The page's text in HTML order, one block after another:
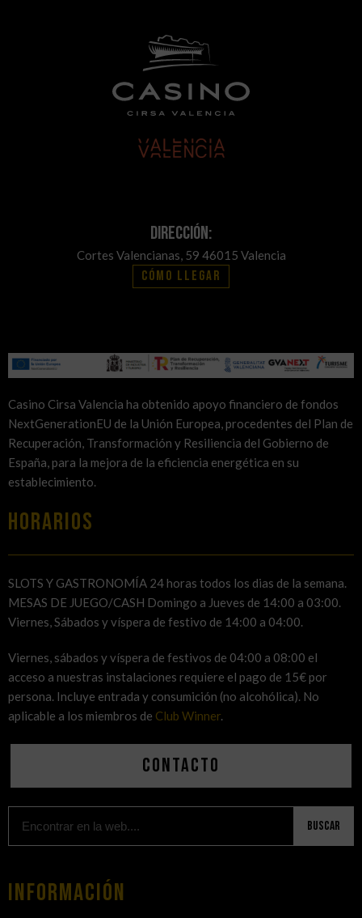
Dirección:
Cortes Valencianas, 59 46015 Valencia
Cómo llegar
Casino Cirsa Valencia ha obtenido apoyo financiero de fondos
NextGenerationEU de la Unión Europea, procedentes del Plan de
Recuperación, Transformación y Resiliencia del Gobierno de
España, para la mejora de la eficiencia energética en su
establecimiento.
HORARIOS
SLOTS Y GASTRONOMÍA 24 horas todos los dias de la semana.
MESAS DE JUEGO/CASH Domingo a Jueves de 14:00 a 03:00.
Viernes, Sábados y víspera de festivo de 14:00 a 04:00.
Viernes, sábados y víspera de festivos de 04:00 a 08:00 el
acceso a nuestras instalaciones requiere el pago de 15€ por
persona. Incluye entrada y consumición (no alcohólica). No
aplicable a los miembros de Club Winner.
Contacto
Buscar
Información